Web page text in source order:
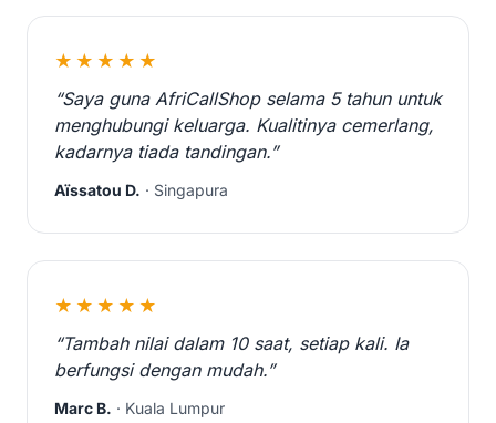
★★★★★
“Saya guna AfriCallShop selama 5 tahun untuk
menghubungi keluarga. Kualitinya cemerlang,
kadarnya tiada tandingan.”
Aïssatou D. · Singapura
★★★★★
“Tambah nilai dalam 10 saat, setiap kali. Ia
berfungsi dengan mudah.”
Marc B. · Kuala Lumpur